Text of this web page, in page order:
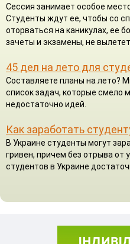
Сессия занимает особое
Студенты ждут ее, чтобы со
оторваться на каникулах, ее
зачеты и экзамены, не
45 дел на лето для
Составляете планы на лето?
список задач, которые смело
недостаточно идей.
Как заработать
В Украине студенты могут
гривен, причем без отрыва от
студентов в Украине